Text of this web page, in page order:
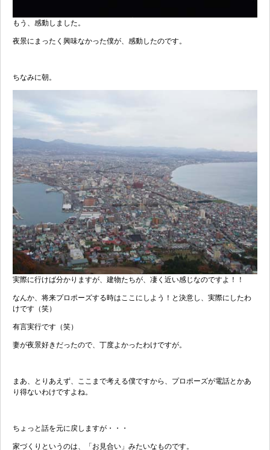
もう、感動しました。
夜景にまったく興味なかった僕が、感動したのです。
ちなみに朝。
実際に行けば分かりますが、建物たちが、凄く近い感じなのですよ！！
なんか、将来プロポーズする時はここにしよう！と決意し、実際にしたわ
けです（笑）
有言実行です（笑）
妻が夜景好きだったので、丁度よかったわけですが。
まあ、とりあえず、ここまで考える僕ですから、プロポーズが電話とかあ
り得ないわけですよね。
ちょっと話を元に戻しますが・・・
家づくりというのは、「お見合い」みたいなものです。